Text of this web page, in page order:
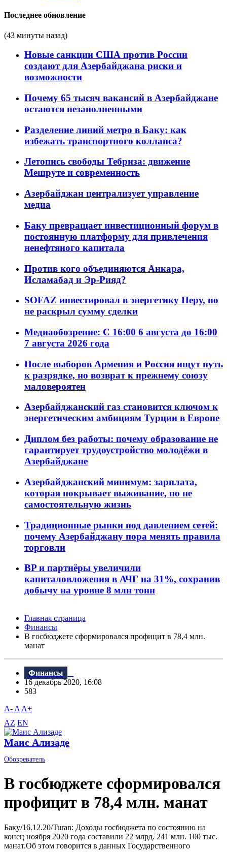
Последнее обновление
(43 минуты назад)
Новые санкции США против России
создают для Азербайджана риски и
возможности
Почему 65 тысяч вакансий в Азербайджане
остаются незаполненными
Разделение линий метро в Баку: как
избежать транспортного коллапса?
Летопись свободы Тебриза: движение
Мешруте и современность
Азербайджан централизует управление
медиа
Баку превращает инвестиционный форум в
постоянную платформу для привлечения
ненефтяного капитала
Против кого объединяются Анкара,
Исламабад и Эр-Рияд?
SOFAZ инвестировал в энергетику Перу, но
не раскрыл сумму сделки
Медиаобозрение: С 16:00 6 августа до 16:00
7 августа 2026 года
После выборов Армения и Россия ищут путь
к разрядке, но возврат к прежнему союзу
маловероятен
Азербайджанский газ становится ключом к
энергетическим амбициям Турции в Европе
Диплом без работы: почему образование не
гарантирует трудоустройство молодёжи в
Азербайджане
Азербайджанский минимум: зарплата,
которая покрывает выживание, но не
самостоятельную жизнь
Традиционные рынки под давлением сетей:
почему Азербайджану пора менять правила
торговли
BP и партнёры увеличили
капиталовложения в АЧГ на 31%, сохранив
добычу на уровне 8 млн тонн
Главная страница
Финансы
В госбюджете сформировался профицит в 78,4 млн.
манат
Финансы
16 декабрь 2020, 16:08
583
A- A A+
AZ EN
Маис Ализаде
Обозреватель
В госбюджете сформировался
профицит в 78,4 млн. манат
Баку/16.12.20/Turan: Доходы госбюджета по состоянию на
конец ноября 2020 года составили 22 млрд. 241 млн. 100 тыс.
манат.Об этом говорится в данных Государственного